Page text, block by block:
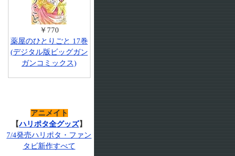
￥770
薬屋のひとりごと 17巻
(デジタル版ビッグガン
ガンコミックス)
アニメイト
【ハリポタ全グッズ】
7/4発売ハリポタ・ファン
タビ新作すべて